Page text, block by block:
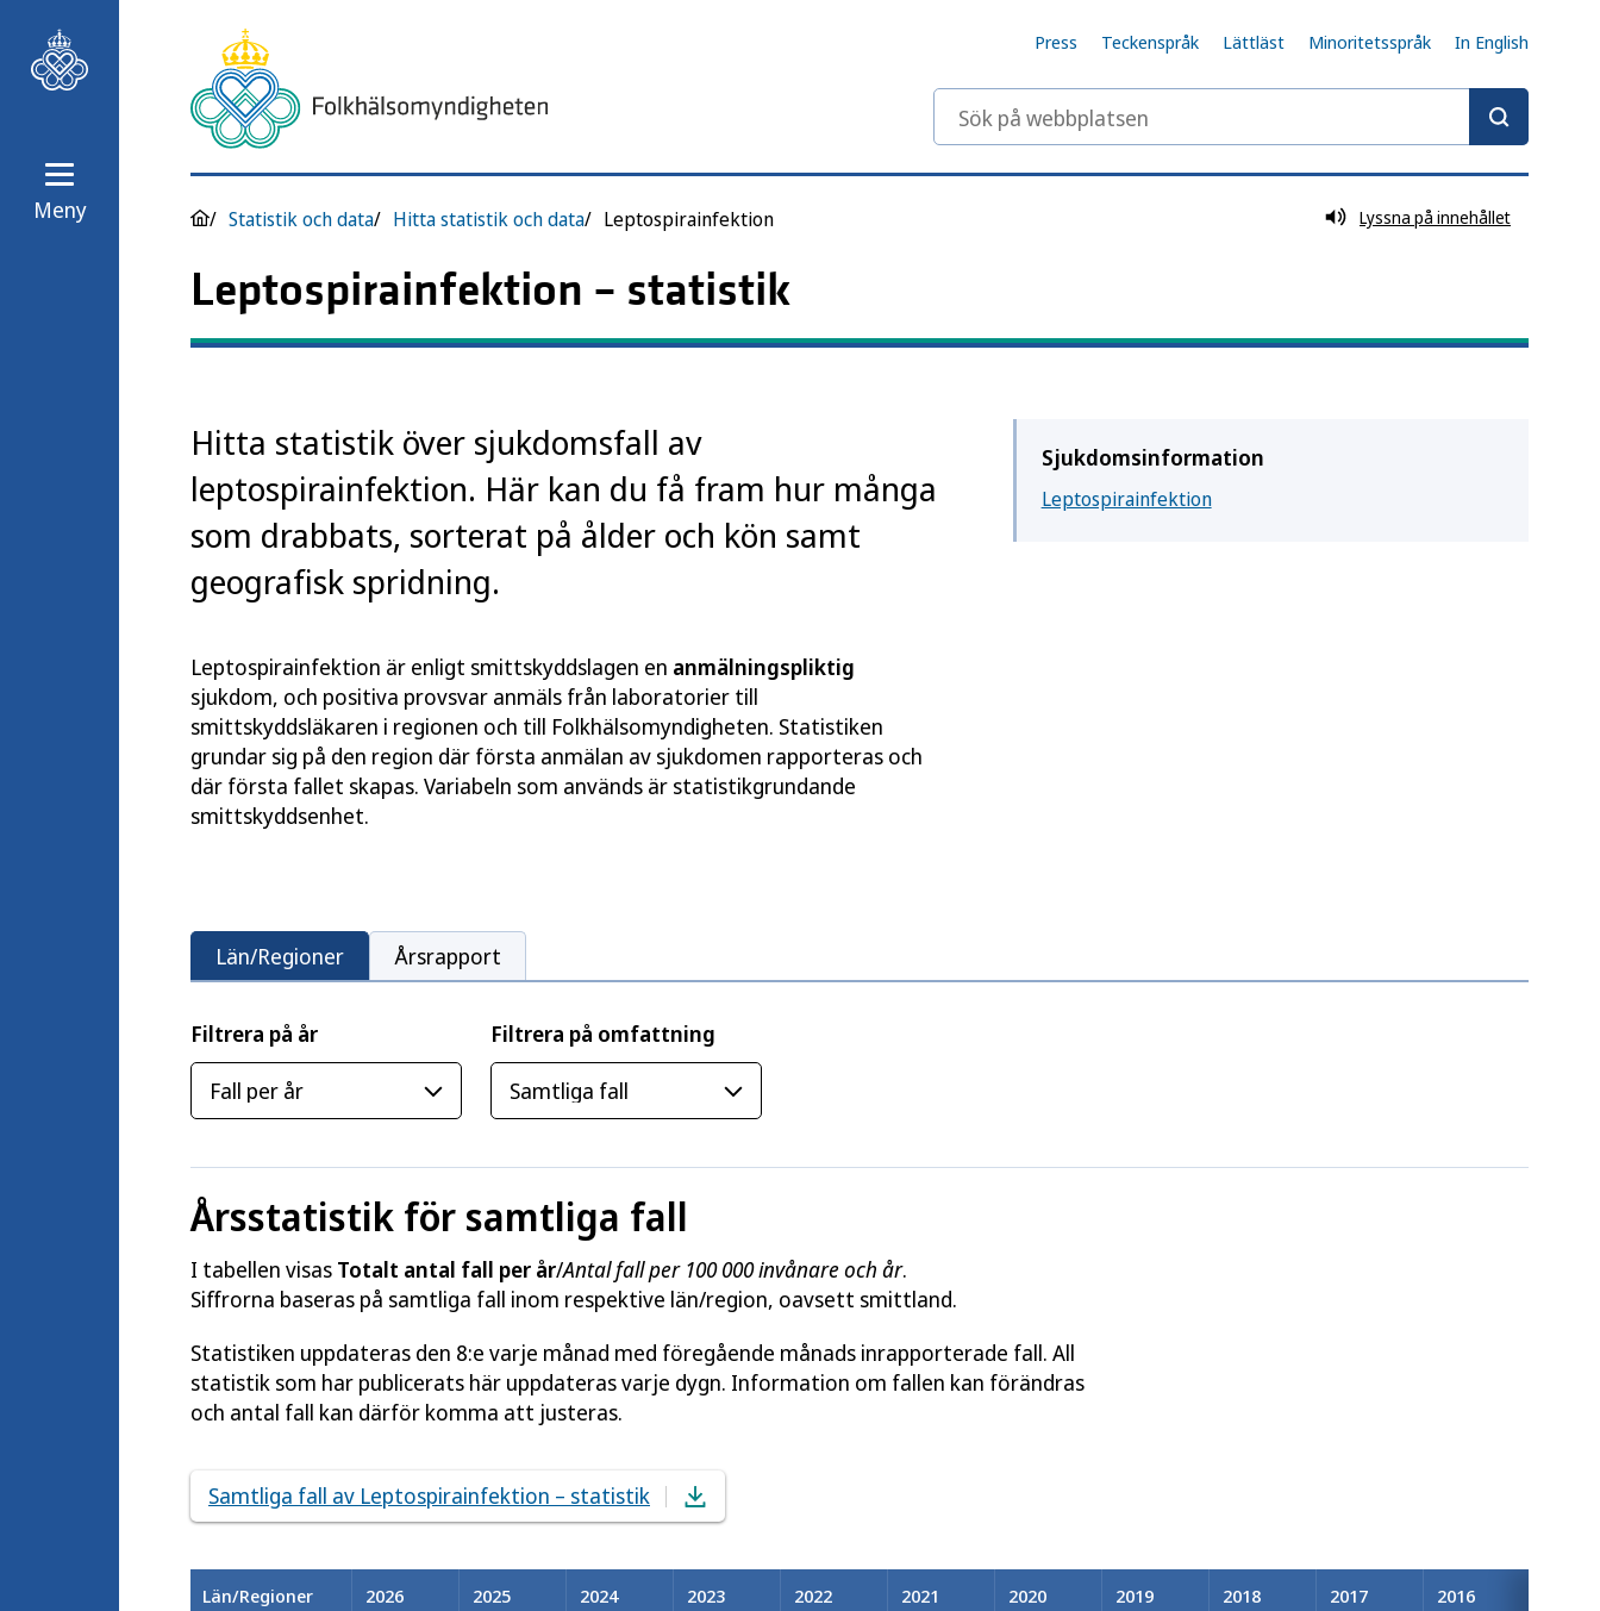
Meny
Press Teckenspråk Lättläst Minoritetsspråk In English
Sök på webbplatsen
Statistik och data Hitta statistik och data Leptospirainfektion Lyssna på innehållet
Leptospirainfektion – statistik
Hitta statistik över sjukdomsfall av
leptospirainfektion. Här kan du få fram hur många
som drabbats, sorterat på ålder och kön samt
geografisk spridning.
Leptospirainfektion är enligt smittskyddslagen en anmälningspliktig
sjukdom, och positiva provsvar anmäls från laboratorier till
smittskyddsläkaren i regionen och till Folkhälsomyndigheten. Statistiken
grundar sig på den region där första anmälan av sjukdomen rapporteras och
där första fallet skapas. Variabeln som används är statistikgrundande
smittskyddsenhet.
Sjukdomsinformation
Leptospirainfektion
Län/Regioner Årsrapport
Filtrera på år Filtrera på omfattning
Årsstatistik för samtliga fall
I tabellen visas Totalt antal fall per år/Antal fall per 100 000 invånare och år.
Siffrorna baseras på samtliga fall inom respektive län/region, oavsett smittland.
Statistiken uppdateras den 8:e varje månad med föregående månads inrapporterade fall. All
statistik som har publicerats här uppdateras varje dygn. Information om fallen kan förändras
och antal fall kan därför komma att justeras.
Samtliga fall av Leptospirainfektion – statistik
Län/Regioner 2026 2025 2024 2023 2022 2021 2020 2019 2018 2017 2016